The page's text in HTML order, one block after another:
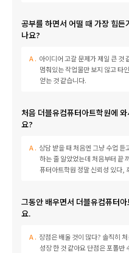
공부를 하면서 어떨 때 가장 힘
나요?
아이디어 고갈 문제가 제일 큰 것
멈춰있는 작업물만 보지 않고 타
얻는 것 같습니다.
처음 더블유컴퓨터아트학원에
요?
상담 받을 때 처음엔 그냥 수업
하는 줄 알았었는데 처음부터 끝
퓨터아트학원 정말 신뢰성 있다,
그동안 배우면서 더블유컴퓨터
요.
장점은 배울 것이 많다? 솔직히
성장 한 것 같아요 단점은 포폴반